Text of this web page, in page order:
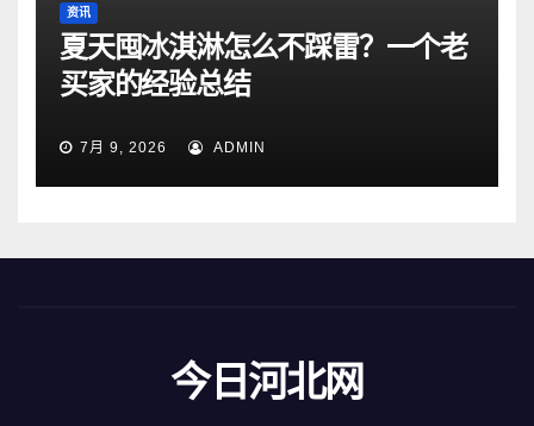
资讯
夏天囤冰淇淋怎么不踩雷？一个老
买家的经验总结
7月 9, 2026 ADMIN
今日河北网